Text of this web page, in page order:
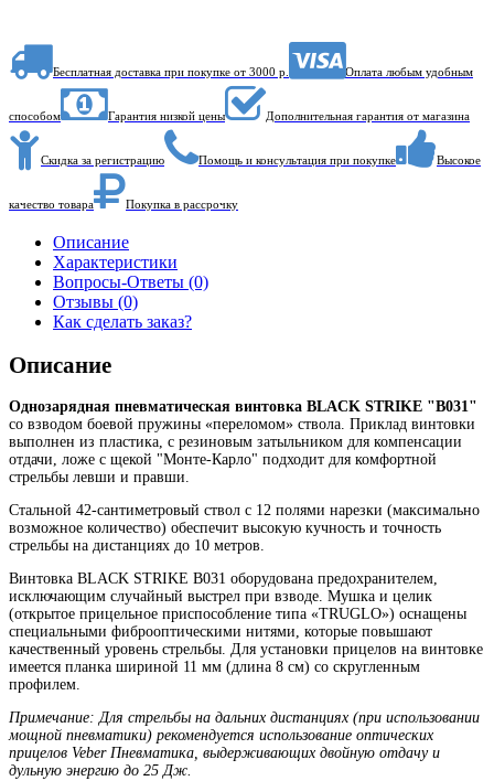
Бесплатная доставка при покупке от 3000 р. Оплата любым удобным
способом Гарантия низкой цены Дополнительная гарантия от магазина
Скидка за регистрацию Помощь и консультация при покупке Высокое
качество товара Покупка в рассрочку
Описание
Характеристики
Вопросы-Ответы (0)
Отзывы (0)
Как сделать заказ?
Описание
Однозарядная пневматическая винтовка BLACK STRIKE "B031"
со взводом боевой пружины «переломом» ствола. Приклад винтовки
выполнен из пластика, с резиновым затыльником для компенсации
отдачи, ложе с щекой "Монте-Карло" подходит для комфортной
стрельбы левши и правши.
Стальной 42-сантиметровый ствол с 12 полями нарезки (максимально
возможное количество) обеспечит высокую кучность и точность
стрельбы на дистанциях до 10 метров.
Винтовка BLACK STRIKE B031 оборудована предохранителем,
исключающим случайный выстрел при взводе. Мушка и целик
(открытое прицельное приспособление типа «TRUGLO») оснащены
специальными фиброоптическими нитями, которые повышают
качественный уровень стрельбы. Для установки прицелов на винтовке
имеется планка шириной 11 мм (длина 8 см) со скругленным
профилем.
Примечание: Для стрельбы на дальних дистанциях (при использовании
мощной пневматики) рекомендуется использование оптических
прицелов Veber Пневматика, выдерживающих двойную отдачу и
дульную энергию до 25 Дж.